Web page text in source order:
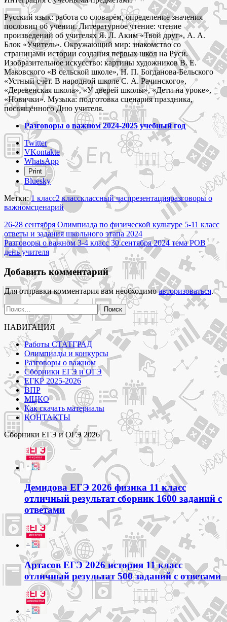
Русский язык: работа со словарём, определение значения
пословиц об учении. Литературное чтение: чтение
произведений об учителях Я. Л. Аким «Твой друг», А. А.
Блок «Учитель». Окружающий мир: знакомство со
страницами истории создания первых школ на Руси.
Изобразительное искусство: картины художников В. Е.
Маковского «В сельской школе», Н. П. Богданова-Бельского
«Устный счёт. В народной школе С. А. Рачинского»,
«Деревенская школа», «У дверей школы», «Дети на уроке»,
«Новички». Музыка: подготовка сценария праздника,
посвящённого Дню учителя.
Разговоры о важном 2024-2025 учебный год
Share
the
post
"Разговоры
важном
1-
2
30
сентября
2024
тема
учителя"
Twitter
VKontakte
WhatsApp
Print
Bluesky
Метки:1 класс2 классклассный часпрезентацияразговоры о
важномсценарий
Навигация
по
записям
26-28 сентября Олимпиада по физической культуре 5-11 класс
ответы и задания школьного этапа 2024
Разговоры о важном 3-4 класс 30 сентября 2024 тема РОВ
день учителя
Добавить комментарий
Для отправки комментария вам необходимоавторизоваться.
Найти:
НАВИГАЦИЯ
Работы СТАТГРАД
Олимпиады и конкурсы
Разговоры о важном
Сборники ЕГЭ и ОГЭ
ЕГКР 2025-2026
ВПР
МЦКО
Как скачать материалы
КОНТАКТЫ
Сборники ЕГЭ и ОГЭ 2026
Демидова ЕГЭ 2026 физика 11 класс
отличный результат сборник 1600 заданий с
ответами
Артасов ЕГЭ 2026 история 11 класс
отличный результат 500 заданий с ответами